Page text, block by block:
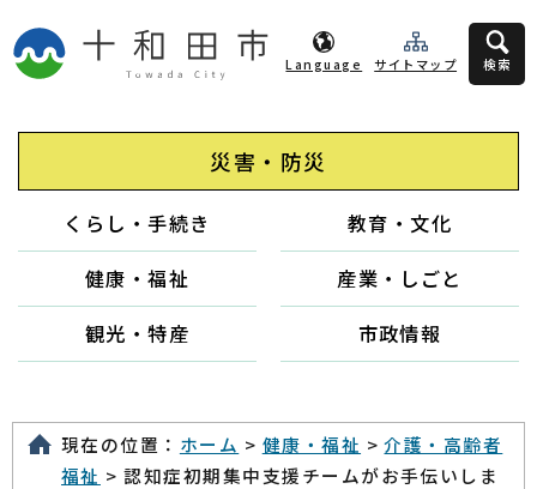
Language サイトマップ 検索
災害・防災
くらし・手続き
教育・文化
健康・福祉
産業・しごと
観光・特産
市政情報
現在の位置： ホーム > 健康・福祉 >介護・高齢者
福祉 > 認知症初期集中支援チームがお手伝いしま